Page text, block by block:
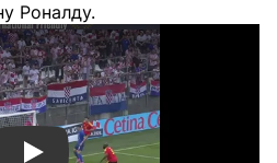
Роналду.